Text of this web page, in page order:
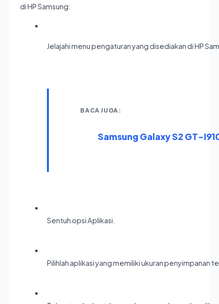
di HP Samsung:
Jelajahi menu pengaturan yang disediakan di HP
BACA JUGA:
Samsung Galaxy
Sentuh opsi Aplikasi.
Pilihlah aplikasi yang memiliki ukuran penyimpanan